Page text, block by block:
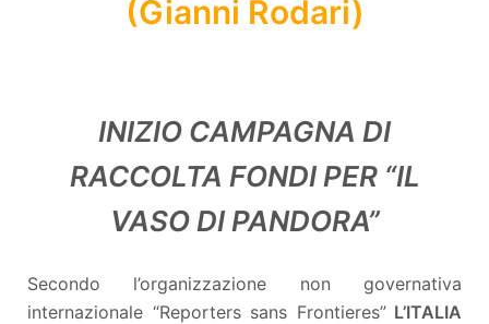
(Gianni Rodari)
INIZIO CAMPAGNA DI
RACCOLTA FONDI PER “IL
VASO DI PANDORA”
Secondo l’organizzazione non governativa
internazionale “Reporters sans Frontieres”L’ITALIA